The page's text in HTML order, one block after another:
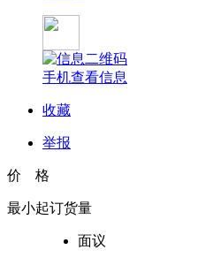
手机查看信息
收藏
举报
价 格
最小起订货量
面议